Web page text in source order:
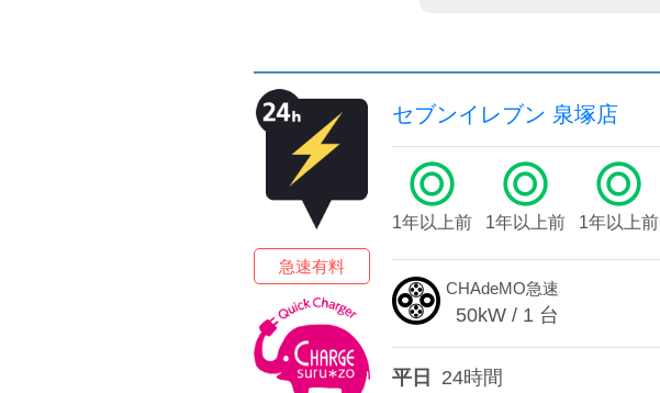
セブンイレブン 泉塚店
急速有料
1年以上前 1年以上前 1年以上前
CHAdeMO急速
50kW / 1 台
平日
24時間